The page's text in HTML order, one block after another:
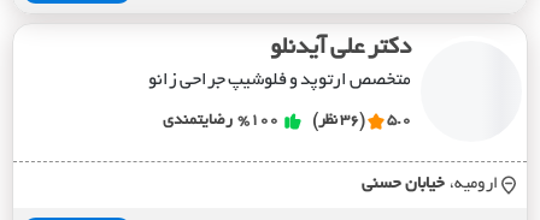
دکتر علی آیدنلو
متخصص ارتوپد و فلوشیپ جراحی زانو
5.0 (36 نظر) %100 رضایتمندی
ارومیه، خيابان حسني